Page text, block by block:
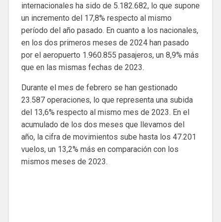
internacionales ha sido de 5.182.682, lo que supone
un incremento del 17,8% respecto al mismo
período del año pasado. En cuanto a los nacionales,
en los dos primeros meses de 2024 han pasado
por el aeropuerto 1.960.855 pasajeros, un 8,9% más
que en las mismas fechas de 2023.
Durante el mes de febrero se han gestionado
23.587 operaciones, lo que representa una subida
del 13,6% respecto al mismo mes de 2023. En el
acumulado de los dos meses que llevamos del
año, la cifra de movimientos sube hasta los 47.201
vuelos, un 13,2% más en comparación con los
mismos meses de 2023.